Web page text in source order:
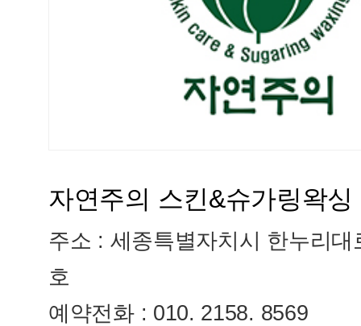
자연주의 스킨&슈가링왁싱
주소 : 세종특별자치시 한누리대
호
예약전화 : 010. 2158. 8569